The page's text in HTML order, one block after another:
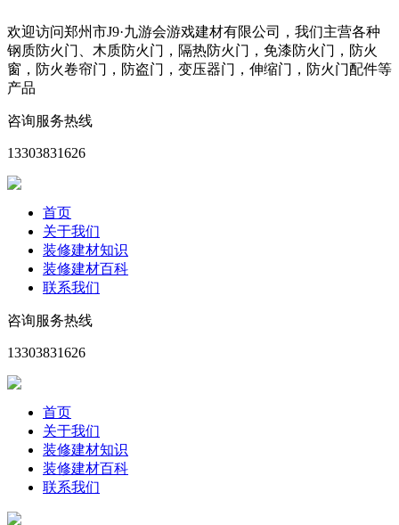
欢迎访问郑州市J9·九游会游戏建材有限公司，我们主营各种
钢质防火门、木质防火门，隔热防火门，免漆防火门，防火
窗，防火卷帘门，防盗门，变压器门，伸缩门，防火门配件等
产品
咨询服务热线
13303831626
首页
关于我们
装修建材知识
装修建材百科
联系我们
咨询服务热线
13303831626
首页
关于我们
装修建材知识
装修建材百科
联系我们